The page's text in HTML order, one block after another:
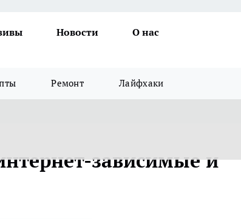
Новости
О нас
Ремонт Лайфхаки
зависимые и